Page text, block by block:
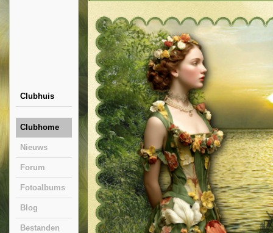
Clubhuis
Clubhome
Nieuws
Forum
Fotoalbums
Blog
Bestanden